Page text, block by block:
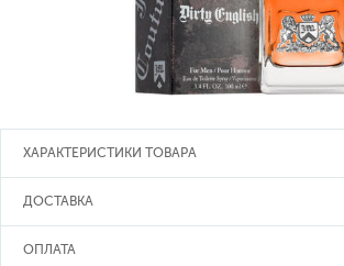
ХАРАКТЕРИСТИКИ ТОВАРА
ДОСТАВКА
ОПЛАТА